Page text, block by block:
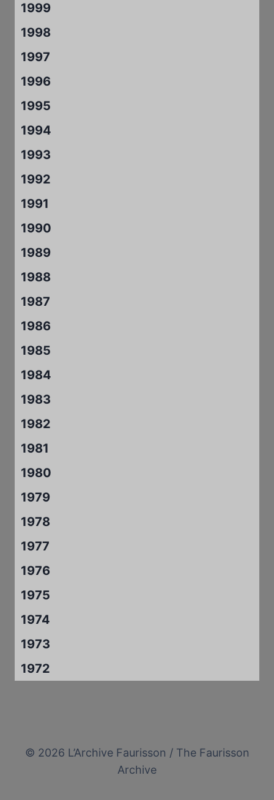
1999
1998
1997
1996
1995
1994
1993
1992
1991
1990
1989
1988
1987
1986
1985
1984
1983
1982
1981
1980
1979
1978
1977
1976
1975
1974
1973
1972
© 2026 L’Archive Faurisson / The Faurisson
Archive